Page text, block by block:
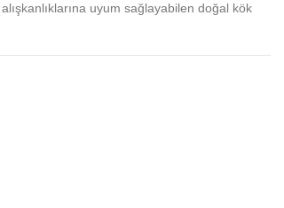
uyum sağlayabilen doğal kök